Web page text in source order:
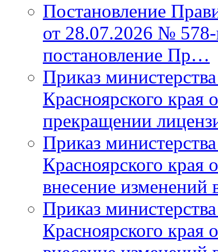
Постановление
от 28.07.2026 №
постановление Пр…
Приказ
Красноярского
прекращении
Приказ
Красноярского
внесение изменений
Приказ
Красноярского